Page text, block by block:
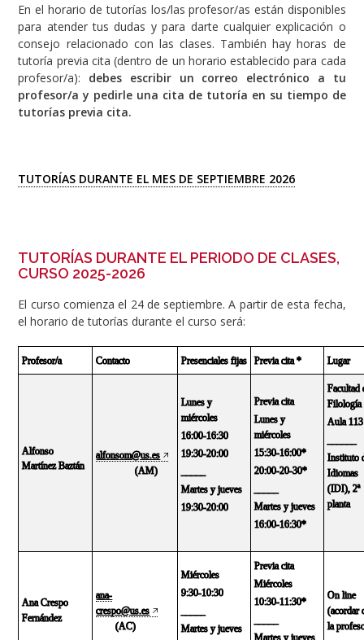
En el horario de tutorías los/las profesor/as están disponibles
para atender tus dudas y para darte cualquier explicación o
consejo relacionado con las clases. También hay horas de
tutoría previa cita (dentro de un horario establecido para cada
profesor/a): debes escribir un correo electrónico a tu
profesor/a y pedirle una cita de tutoría en su tiempo de
tutorías previa cita.
TUTORÍAS DURANTE EL MES DE SEPTIEMBRE 2026
TUTORÍAS DURANTE EL PERIODO DE CLASES,
CURSO 2025-2026
El curso comienza el 24 de septiembre. A partir de esta fecha,
el horario de tutorías durante el curso será:
Profesor/a Contacto Presenciales fijas Previa cita * Lugar
Alfonso
Martínez Baztán
alfonsom@us.es
(AM)
Lunes y
miércoles
16:00-16:30
19:30-20:00
Martes y jueves
19:30-20:00
Previa cita
Lunes y
miércoles
15:30-16:00*
20:00-20-30*
Martes y jueves
16:00-16:30*
Facultad
Filología
Aula 113
Instituto
Idiomas
(IDI), 2ª
planta
Ana Crespo
Fernández
ana-
crespo@us.es
(AC)
Miércoles
9:30-10:30
Martes y jueves
Previa cita
Miércoles
10:30-11:30*
Martes y jueves
On line
(acordar
la